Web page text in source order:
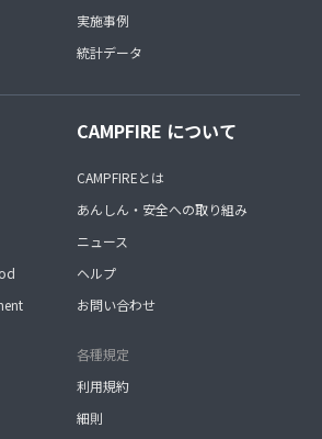
実施事例
統計データ
CAMPFIRE について
CAMPFIREとは
あんしん・安全への取り組み
ニュース
ヘルプ
お問い合わせ
各種規定
利用規約
細則